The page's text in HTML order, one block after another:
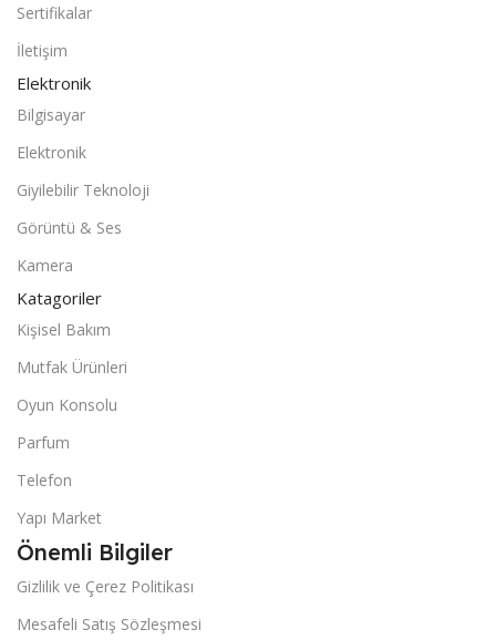
Sertifikalar
İletişim
Elektronik
Bilgisayar
Elektronik
Giyilebilir Teknoloji
Görüntü & Ses
Kamera
Katagoriler
Kişisel Bakım
Mutfak Ürünleri
Oyun Konsolu
Parfum
Telefon
Yapı Market
Önemli Bilgiler
Gizlilik ve Çerez Politikası
Mesafeli Satış Sözleşmesi